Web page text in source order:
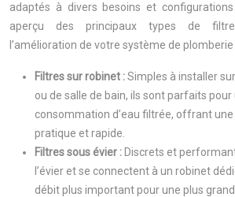
adaptés à divers besoins et
aperçu des principaux types de
l’amélioration de votre système de plomberie
Filtres sur robinet :Simples à installer
ou de salle de bain, ils sont parfaits
consommation d’eau filtrée, offrant
pratique et rapide.
Filtres sous évier : Discrets et
l’évier et se connectent à un robinet
débit plus important pour une plus